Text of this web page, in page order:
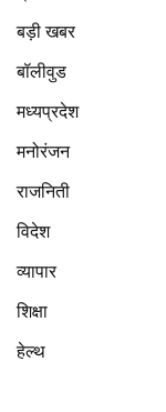
बड़ी खबर
बॉलीवुड
मध्यप्रदेश
मनोरंजन
राजनिती
विदेश
व्यापार
शिक्षा
हेल्थ